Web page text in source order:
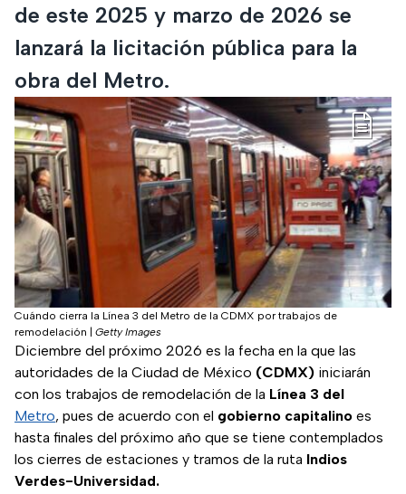
de este 2025 y marzo de 2026 se
lanzará la licitación pública para la
obra del Metro.
Cuándo cierra la Línea 3 del Metro de la CDMX por trabajos de
remodelación
Getty Images
Diciembre del próximo 2026 es la fecha en la que las
autoridades de la Ciudad de México (CDMX) iniciarán
con los trabajos de remodelación de la Línea 3 del
Metro, pues de acuerdo con el gobierno capitalino es
hasta finales del próximo año que se tiene contemplados
los cierres de estaciones y tramos de la ruta Indios
Verdes-Universidad.